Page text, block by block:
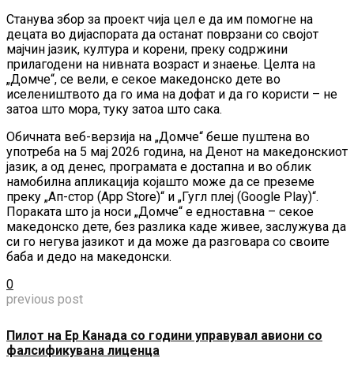
Станува збор за проект чија цел е да им помогне на
децата во дијаспората да останат поврзани со својот
мајчин јазик, култура и корени, преку содржини
прилагодени на нивната возраст и знаење. Целта на
„Домче“, се вели, е секое македонско дете во
иселеништвото да го има на дофат и да го користи – не
затоа што мора, туку затоа што сака.
Обичната веб-верзија на „Домче“ беше пуштена во
употреба на 5 мај 2026 година, на Денот на македонскиот
јазик, а од денес, програмата е достапна и во облик
намобилна апликација којашто може да се преземе
преку „Ап-стор (App Store)“ и „Гугл плеј (Google Play)“.
Пораката што ја носи „Домче“ е едноставна – секое
македонско дете, без разлика каде живее, заслужува да
си го негува јазикот и да може да разговара со своите
баба и дедо на македонски.
0
previous post
Пилот на Ер Канада со години управувал авиони со
фалсификувана лиценца